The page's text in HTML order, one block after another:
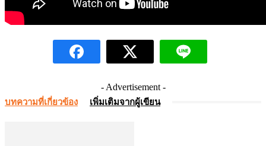
- Advertisement -
บทความที่เกี่ยวข้อง เพิ่มเติมจากผู้เขียน